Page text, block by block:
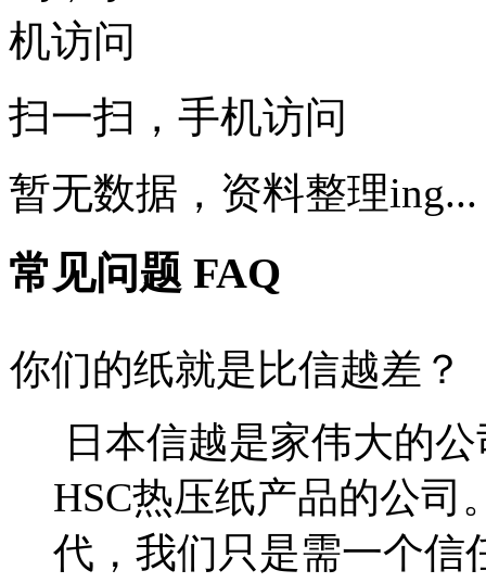
扫一扫，手机访问
暂无数据，资料整理ing...
常见问题 FAQ
你们的纸就是比信越差？
日本信越是家伟大的
HSC热压纸产品的公司
代，我们只是需一个信